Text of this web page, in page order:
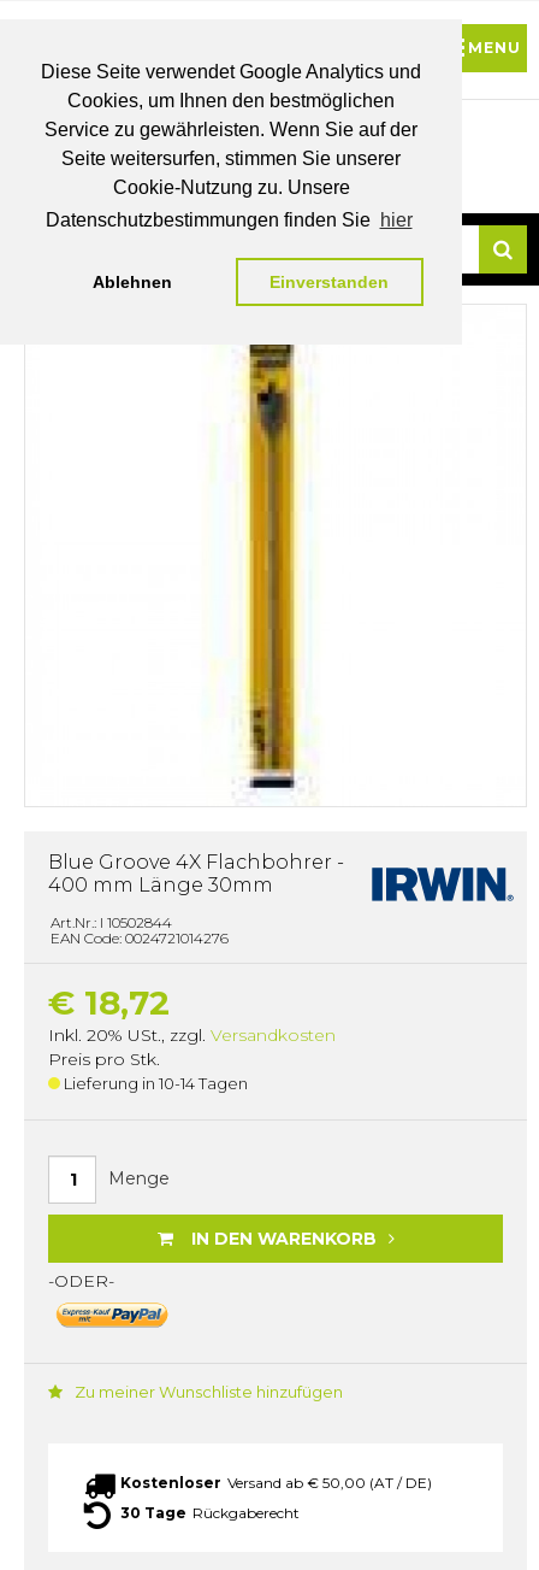
Diese Seite verwendet Google Analytics und
Cookies, um Ihnen den bestmöglichen
Service zu gewährleisten. Wenn Sie auf der
Seite weitersurfen, stimmen Sie unserer
Cookie-Nutzung zu. Unsere
Datenschutzbestimmungen finden Sie hier
Ablehnen Einverstanden
BRUTTO
PREISE
MEIN
WUNSCHLISTE
Blue Groove 4X Flachbohrer -
400 mm Länge 30mm
Art.Nr.: I 10502844
EAN Code: 0024721014276
€ 18,72
Inkl. 20% USt., zzgl. Versandkosten
Preis pro Stk.
Lieferung in 10-14 Tagen
Menge
IN DEN WARENKORB
-ODER-
Zu meiner Wunschliste hinzufügen
Kostenloser Versand ab € 50,00 (AT / DE)
30 Tage Rückgaberecht